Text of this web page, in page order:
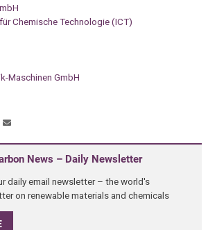
Chemische Technologie (ICT)
Maschinen GmbH
News – Daily Newsletter
daily email newsletter – the world's
on renewable materials and chemicals